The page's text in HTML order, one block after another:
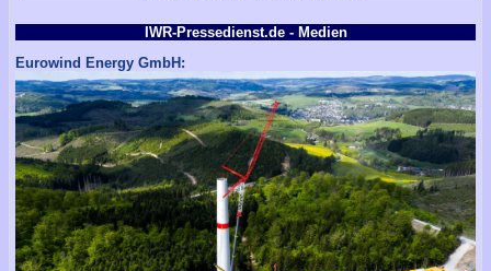
IWR-Pressedienst.de - Medien
Eurowind Energy GmbH: